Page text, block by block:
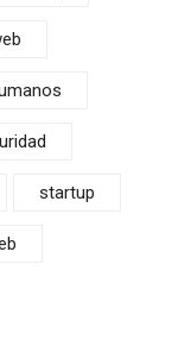
startup